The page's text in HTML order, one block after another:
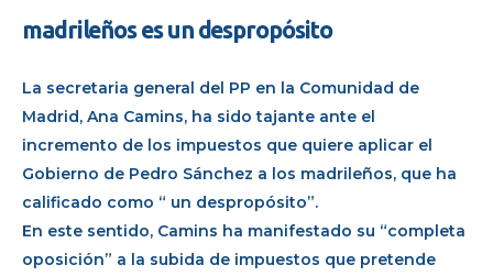
madrileños es un despropósito
La secretaria general del PP en la Comunidad de
Madrid, Ana Camins, ha sido tajante ante el
incremento de los impuestos que quiere aplicar el
Gobierno de Pedro Sánchez a los madrileños, que ha
calificado como “ un despropósito”.
En este sentido, Camins ha manifestado su “completa
oposición” a la subida de impuestos que pretende